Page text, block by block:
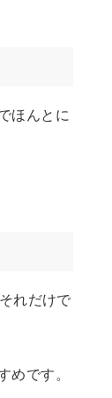
ほんとに
れだけで
です。